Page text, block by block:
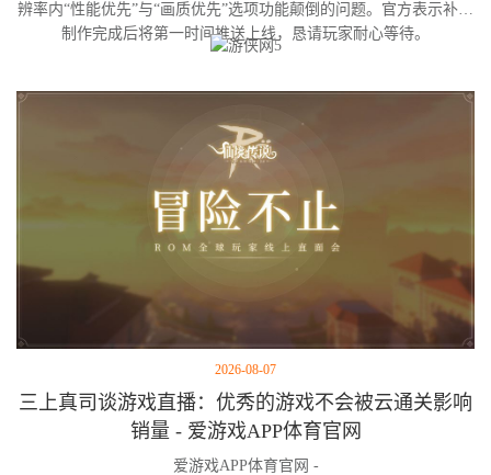
辨率内“性能优先”与“画质优先”选项功能颠倒的问题。官方表示补丁
制作完成后将第一时间推送上线，恳请玩家耐心等待。
2026-08-07
三上真司谈游戏直播：优秀的游戏不会被云通关影响
销量 - 爱游戏APP体育官网
爱游戏APP体育官网 -